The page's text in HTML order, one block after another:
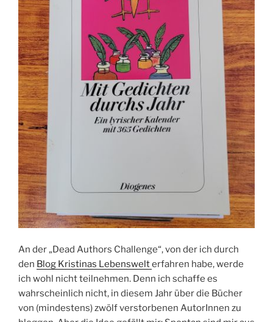
An der „Dead Authors Challenge“, von der ich durch
den Blog Kristinas Lebenswelterfahren habe, werde
ich wohl nicht teilnehmen. Denn ich schaffe es
wahrscheinlich nicht, in diesem Jahr über die Bücher
von (mindestens) zwölf verstorbenen AutorInnen zu